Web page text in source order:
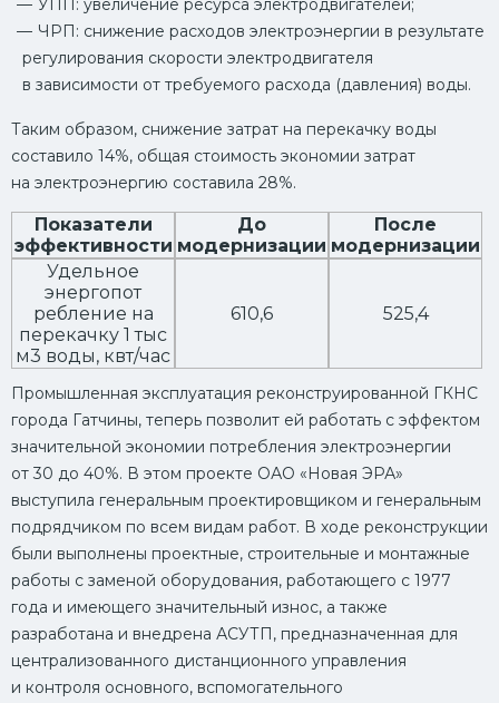
УПП: увеличение ресурса электродвигателей;
ЧРП: снижение расходов электроэнергии в результате
регулирования скорости электродвигателя
в зависимости от требуемого расхода (давления) воды.
Таким образом, снижение затрат на перекачку воды
составило 14%, общая стоимость экономии затрат
на электроэнергию составила 28%.
Показатели
эффективности
До
модернизации
После
модернизации
Удельное
энергопот
ребление на
перекачку 1 тыс
м3 воды, квт/час
610,6 525,4
Промышленная эксплуатация реконструированной ГКНС
города Гатчины, теперь позволит ей работать с эффектом
значительной экономии потребления электроэнергии
от 30 до 40%. В этом проекте ОАО «Новая ЭРА»
выступила генеральным проектировщиком и генеральным
подрядчиком по всем видам работ. В ходе реконструкции
были выполнены проектные, строительные и монтажные
работы с заменой оборудования, работающего с 1977
года и имеющего значительный износ, а также
разработана и внедрена АСУТП, предназначенная для
централизованного дистанционного управления
и контроля основного, вспомогательного